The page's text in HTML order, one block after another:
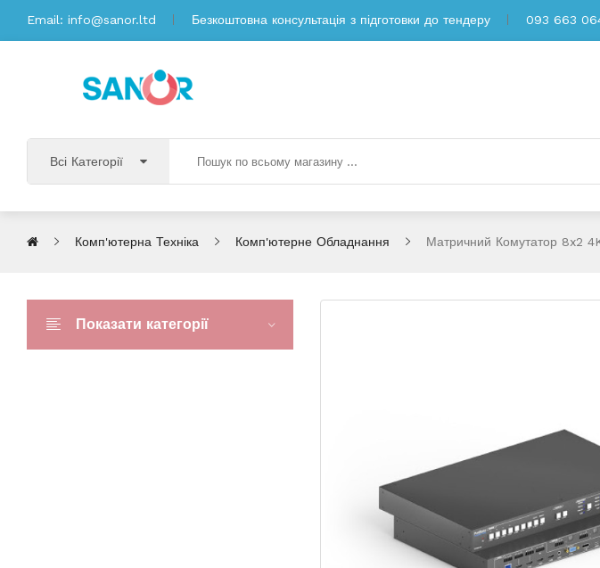
Email: info@sanor.ltd Безкоштовна консультація з підготовки до тендеру 093 663
Всі Категорії
Комп'ютерна Техніка Комп'ютерне Обладнання Матричний Комутатор 8x2
Показати категорії